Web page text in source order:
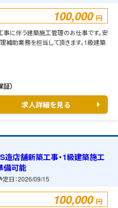
100,000 円
に伴う建築施工管理のお仕事です。安
補助業務を担当して頂きます。1級建築
）
求人詳細を見る
造店舗新築工事・1級建築施工
備可能
日：2026/09/15
100,000 円